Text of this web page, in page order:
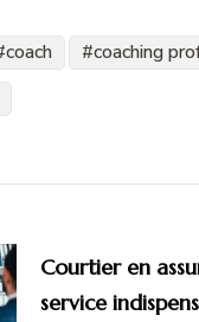
coach
coaching
Courtier en
service